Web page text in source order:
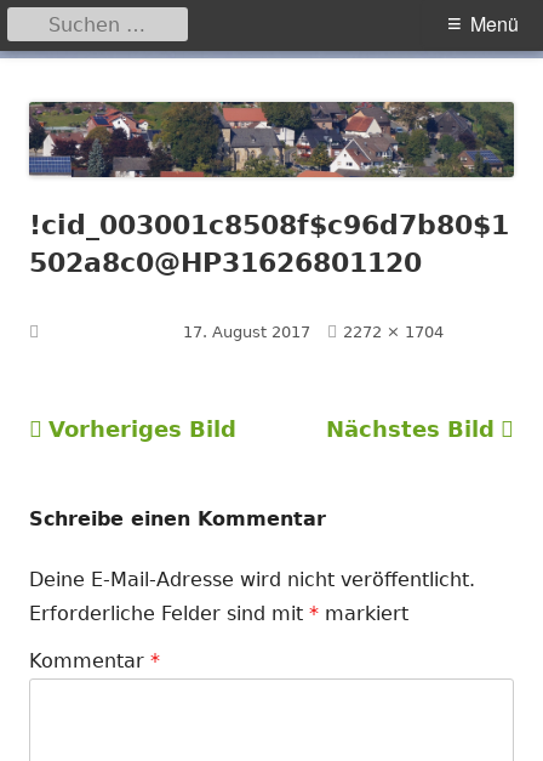
zum
Inhalt
Primäres
Menü
Suchen
nach:
!cid_003001c8508f$c96d7b80$1
502a8c0@HP31626801120
17. August 2017 Volle
2272 × 1704
Vorheriges Bild Nächstes Bild
Schreibe einen Kommentar
Deine E-Mail-Adresse wird nicht veröffentlicht.
Erforderliche Felder sind mit * markiert
Kommentar *